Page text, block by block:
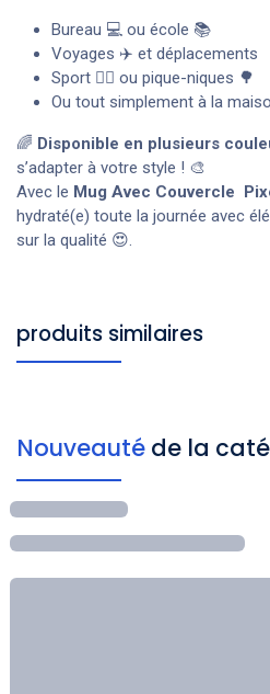
Bureau 💻 ou école 📚
Voyages ✈️ et déplacements
Sport 🏃‍♀️ ou pique-niques 🌳
Ou tout simplement à la
🌈 Disponible en plusieurs
s’adapter à votre style ! 🎨
Avec le Mug Avec Couvercle
hydraté(e) toute la journée avec
sur la qualité 😍.
produits similaires
Nouveauté de la